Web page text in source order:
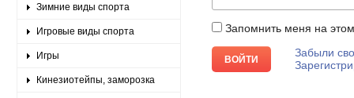
Зимние виды спорта
Игровые виды спорта
Игры
Кинезиотейпы, заморозка
Запомнить меня на
Забыли